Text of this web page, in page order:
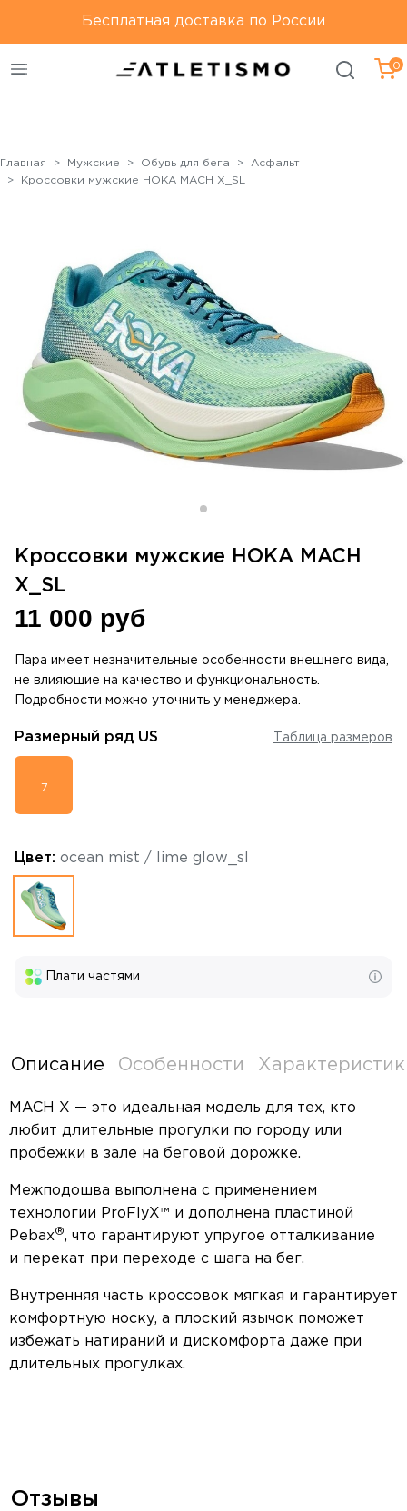
Только оригинальная
продукция
Бесплатная доставка по
России
Бесплатная доставка по России
0
Главная Мужские Обувь для бега
Асфальт
Кроссовки мужские HOKA MACH X_SL
Кроссовки мужские HOKA MACH
X_SL
11 000 руб
Пара имеет незначительные особенности внешнего вида,
не влияющие на качество и функциональность.
Подробности можно уточнить у менеджера.
Размерный ряд US Таблица размеров
7
Цвет: ocean mist / lime glow_sl
Плати частями
Описание Особенности
MACH X — это идеальная модель для тех, кто
любит длительные прогулки по городу или
пробежки в зале на беговой дорожке.
Межподошва выполнена с применением
технологии ProFlyX™ и дополнена пластиной
Pebax®, что гарантируют упругое отталкивание
и перекат при переходе с шага на бег.
Внутренняя часть кроссовок мягкая и гарантирует
комфортную носку, а плоский язычок поможет
избежать натираний и дискомфорта даже при
длительных прогулках.
Отзывы